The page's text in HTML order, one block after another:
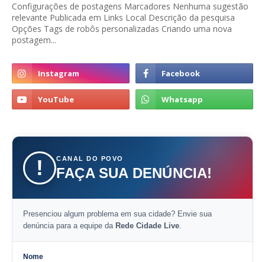
Configurações de postagens Marcadores Nenhuma sugestão
relevante Publicada em Links Local Descrição da pesquisa
Opções Tags de robôs personalizadas Criando uma nova
postagem...
! CANAL DO POVO
FAÇA SUA DENÚNCIA!
Presenciou algum problema em sua cidade? Envie sua
denúncia para a equipe da Rede Cidade Live.
Nome